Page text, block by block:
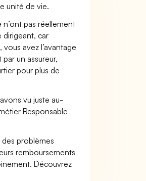
unité de vie.
n’ont pas réellement
dirigeant, car
avez l’avantage
un assureur,
pour plus de
vu juste au-
Responsable
problèmes
remboursements
Découvrez